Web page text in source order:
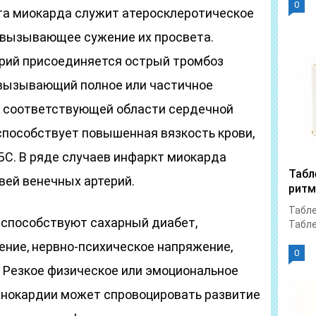
миокарда служит атеросклеротическое
сужение их просвета.
присоединяется острый тромбоз
полное или частичное
области сердечной
повышенная вязкость крови,
В ряде случаев инфаркт миокарда
венечных артерий.
сахарный диабет,
нервно-психическое напряжение,
физическое или эмоциональное
может спровоцировать развитие
0
0